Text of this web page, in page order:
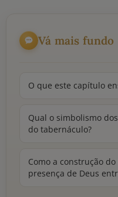
Vá mais fundo
O que este capítulo
Qual o simbolismo
do tabernáculo?
Como a construção
presença de Deus